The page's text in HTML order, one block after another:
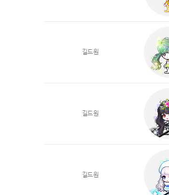
길드원
길드원
길드원